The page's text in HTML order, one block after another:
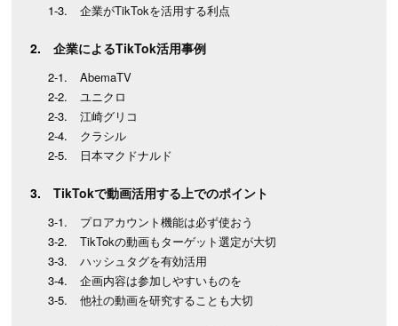
企業がTikTokを活用する利点
企業によるTikTok活用事例
AbemaTV
ユニクロ
江崎グリコ
クラシル
日本マクドナルド
TikTokで動画活用する上でのポイント
プロアカウント機能は必ず使おう
TikTokの動画もターゲット選定が大切
ハッシュタグを有効活用
企画内容は参加しやすいものを
他社の動画を研究することも大切